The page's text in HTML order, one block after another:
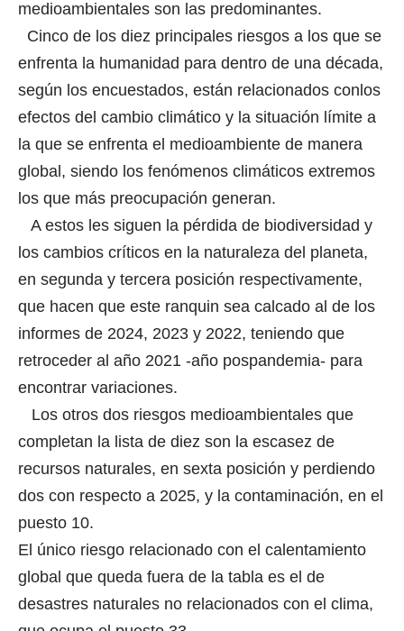
medioambientales son las predominantes.
Cinco de los diez principales riesgos a los que se
enfrenta la humanidad para dentro de una década,
según los encuestados, están relacionados conlos
efectos del cambio climático y la situación límite a
la que se enfrenta el medioambiente de manera
global, siendo los fenómenos climáticos extremos
los que más preocupación generan.
A estos les siguen la pérdida de biodiversidad y
los cambios críticos en la naturaleza del planeta,
en segunda y tercera posición respectivamente,
que hacen que este ranquin sea calcado al de los
informes de 2024, 2023 y 2022, teniendo que
retroceder al año 2021 -año pospandemia- para
encontrar variaciones.
Los otros dos riesgos medioambientales que
completan la lista de diez son la escasez de
recursos naturales, en sexta posición y perdiendo
dos con respecto a 2025, y la contaminación, en el
puesto 10.
El único riesgo relacionado con el calentamiento
global que queda fuera de la tabla es el de
desastres naturales no relacionados con el clima,